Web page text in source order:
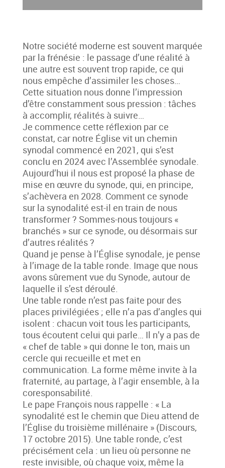
Notre société moderne est souvent marquée
par la frénésie : le passage d’une réalité à
une autre est souvent trop rapide, ce qui
nous empêche d’assimiler les choses…
Cette situation nous donne l’impression
d’être constamment sous pression : tâches
à accomplir, réalités à suivre…
Je commence cette réflexion par ce
constat, car notre Église vit un chemin
synodal commencé en 2021, qui s’est
conclu en 2024 avec l’Assemblée synodale.
Aujourd’hui il nous est proposé la phase de
mise en œuvre du synode, qui, en principe,
s’achèvera en 2028. Comment ce synode
sur la synodalité est-il en train de nous
transformer ? Sommes-nous toujours «
branchés » sur ce synode, ou désormais sur
d’autres réalités ?
Quand je pense à l’Église synodale, je pense
à l’image de la table ronde. Image que nous
avons sûrement vue du Synode, autour de
laquelle il s’est déroulé.
Une table ronde n’est pas faite pour des
places privilégiées ; elle n’a pas d’angles qui
isolent : chacun voit tous les participants,
tous écoutent celui qui parle… Il n’y a pas de
« chef de table » qui donne le ton, mais un
cercle qui recueille et met en
communication. La forme même invite à la
fraternité, au partage, à l’agir ensemble, à la
coresponsabilité.
Le pape François nous rappelle : « La
synodalité est le chemin que Dieu attend de
l’Église du troisième millénaire » (Discours,
17 octobre 2015). Une table ronde, c’est
précisément cela : un lieu où personne ne
reste invisible, où chaque voix, même la